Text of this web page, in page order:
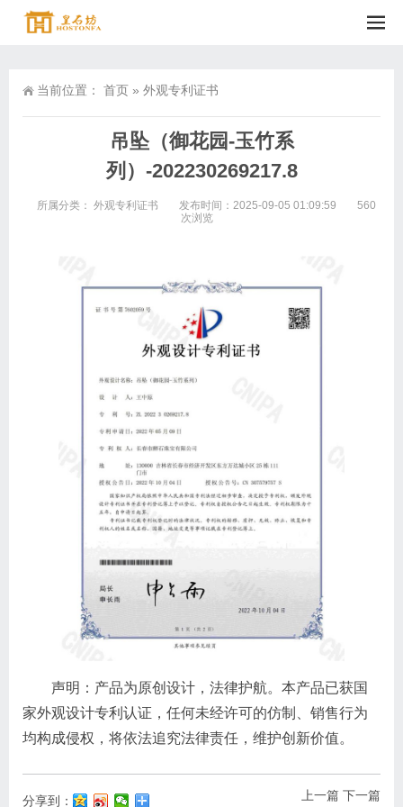
当前位置： 首页 » 外观专利证书
吊坠（御花园-玉竹系
列）-202230269217.8
所属分类： 外观专利证书 发布时间：2025-09-05 01:09:59
560
次浏览
声明：产品为原创设计，法律护航。本产品已获国
家外观设计专利认证，任何未经许可的仿制、销售行为
均构成侵权，将依法追究法律责任，维护创新价值。
上一篇 下一篇
分享到：